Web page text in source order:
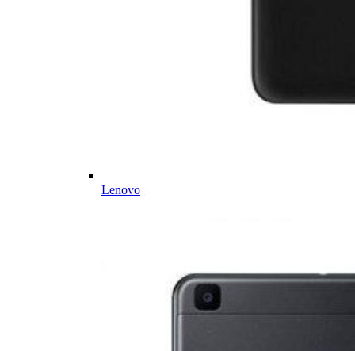
Lenovo